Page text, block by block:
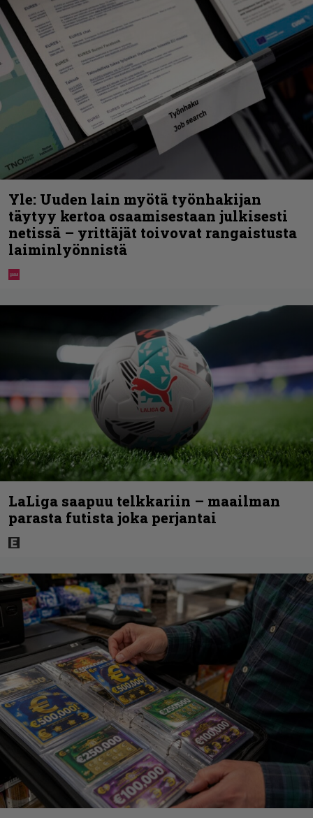
Yle: Uuden lain myötä työnhakijan
täytyy kertoa osaamisestaan julkisesti
netissä – yrittäjät toivovat rangaistusta
laiminlyönnistä
LaLiga saapuu telkkariin – maailman
parasta futista joka perjantai